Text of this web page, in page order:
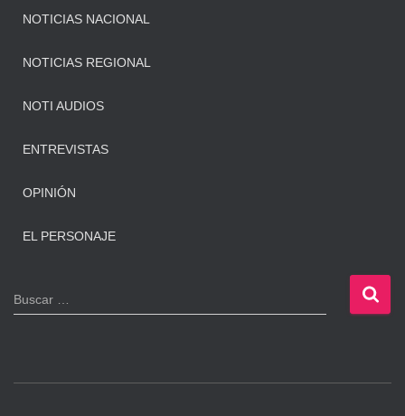
NOTICIAS NACIONAL
NOTICIAS REGIONAL
NOTI AUDIOS
ENTREVISTAS
OPINIÓN
EL PERSONAJE
B
u
Buscar …